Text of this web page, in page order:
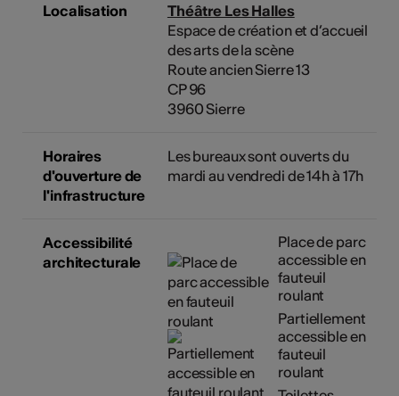
Localisation
Théâtre Les Halles
Espace de création et d’accueil
des arts de la scène
Route ancien Sierre 13
CP 96
3960 Sierre
Horaires
d'ouverture de
l'infrastructure
Les bureaux sont ouverts du
mardi au vendredi de 14h à 17h
Accessibilité
architecturale
Place de parc
accessible en
fauteuil
roulant
Partiellement
accessible en
fauteuil
roulant